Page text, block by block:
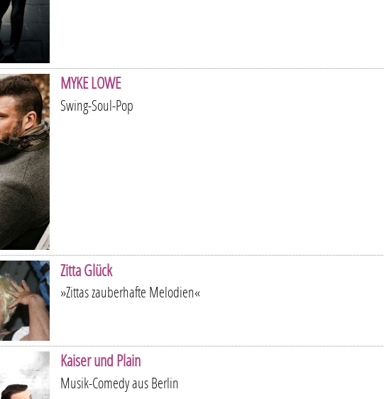
MYKE LOWE
Swing-Soul-Pop
Zitta Glück
»Zittas zauberhafte Melodien«
Kaiser und Plain
Musik-Comedy aus Berlin